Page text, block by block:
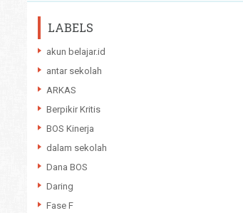
LABELS
akun belajar.id
antar sekolah
ARKAS
Berpikir Kritis
BOS Kinerja
dalam sekolah
Dana BOS
Daring
Fase F